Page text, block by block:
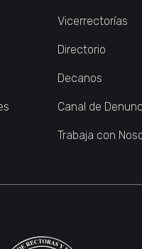
Vicerrectorías
Directorio
Decanos
Canal de
Trabaja con